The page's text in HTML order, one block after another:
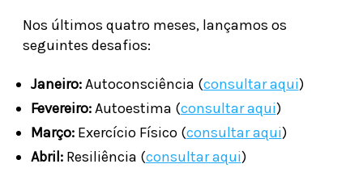
Nos últimos quatro meses, lançamos os
seguintes desafios:
Janeiro:Autoconsciência (consultar aqui)
Fevereiro:Autoestima (consultar aqui)
Março:Exercício Físico (consultar aqui)
Abril:Resiliência (consultar aqui)